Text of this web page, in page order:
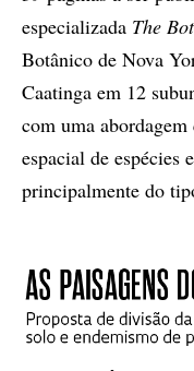
especializada The
Botânico de Nova
Caatinga em 12
com uma
espacial de espécies
principalmente do